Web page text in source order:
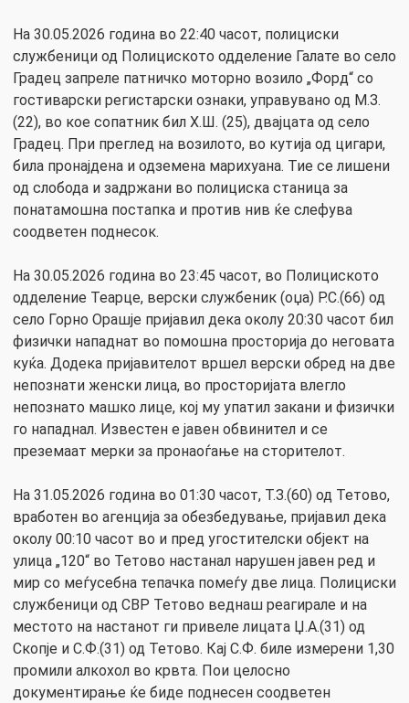
На 30.05.2026 година во 22:40 часот, полициски
службеници од Полициското одделение Галате во село
Градец запреле патничко моторно возило „Форд“ со
гостиварски регистарски ознаки, управувано од М.З.
(22), во кое сопатник бил Х.Ш. (25), двајцата од село
Градец. При преглед на возилото, во кутија од цигари,
била пронајдена и одземена марихуана. Тие се лишени
од слобода и задржани во полициска станица за
понатамошна постапка и против нив ќе слефува
соодветен поднесок.
На 30.05.2026 година во 23:45 часот, во Полициското
одделение Теарце, верски службеник (оџа) Р.С.(66) од
село Горно Орашје пријавил дека околу 20:30 часот бил
физички нападнат во помошна просторија до неговата
куќа. Додека пријавителот вршел верски обред на две
непознати женски лица, во просторијата влегло
непознато машко лице, кој му упатил закани и физички
го нападнал. Известен е јавен обвинител и се
преземаат мерки за пронаоѓање на сторителот.
На 31.05.2026 година во 01:30 часот, Т.З.(60) од Тетово,
вработен во агенција за обезбедување, пријавил дека
околу 00:10 часот во и пред угостителски објект на
улица „120“ во Тетово настанал нарушен јавен ред и
мир со меѓусебна тепачка помеѓу две лица. Полициски
службеници од СВР Тетово веднаш реагирале и на
местото на настанот ги привеле лицата Џ.А.(31) од
Скопје и С.Ф.(31) од Тетово. Кај С.Ф. биле измерени 1,30
промили алкохол во крвта. Пои целосно
документирање ќе биде поднесен соодветен